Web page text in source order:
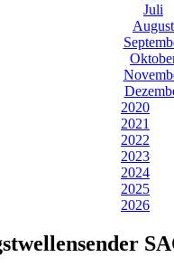
Juli
August
2020
2021
2022
2023
2024
2025
2026